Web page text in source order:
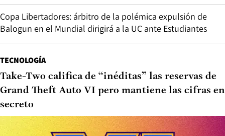
Copa Libertadores: árbitro de la polémica expulsión de
Balogun en el Mundial dirigirá a la UC ante Estudiantes
TECNOLOGÍA
Take-Two califica de “inéditas” las reservas de
Grand Theft Auto VI pero mantiene las cifras en
secreto